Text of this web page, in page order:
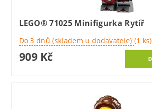
LEGO® 71025 Minifigurka Rytíř
Do 3 dnů (skladem u dodavatele) (1 ks)
909 Kč